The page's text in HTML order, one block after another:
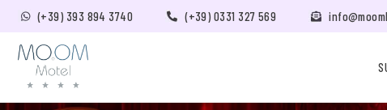
(+39) 393 894 3740 (+39) 0331 327 569